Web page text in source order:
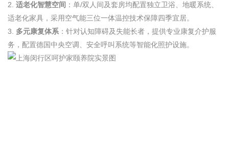
2. 适老化智慧空间 ：单/双人间及套房均配置独立卫浴、地暖系统、
适老化家具，采用空气能三位一体温控技术保障四季宜居。
3. 多元康复体系 ：针对认知障碍及失能长者，提供专业康复介护服
务，配置德国中央空调、安全呼叫系统等智能化照护设施。